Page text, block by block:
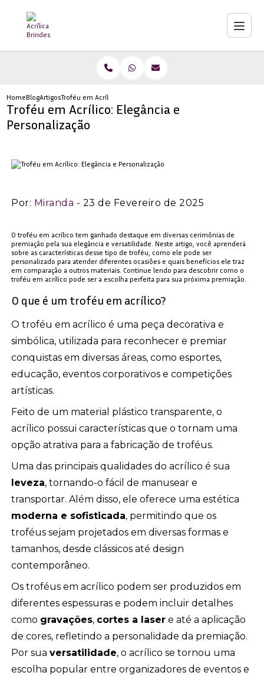
HomeBlogArtigosTroféu em Acrílico: Elegância e Personalização
Troféu em Acrílico: Elegância e
Personalização
Por: Miranda - 23 de Fevereiro de 2025
O troféu em acrílico tem ganhado destaque em diversas cerimônias de
premiação pela sua elegância e versatilidade. Neste artigo, você aprenderá
sobre as características desse tipo de troféu, como ele pode ser
personalizado para atender diferentes ocasiões e quais benefícios ele traz
em comparação a outros materiais. Continue lendo para descobrir como o
troféu em acrílico pode ser a escolha perfeita para sua próxima premiação.
O que é um troféu em acrílico?
O troféu em acrílico é uma peça decorativa e
simbólica, utilizada para reconhecer e premiar
conquistas em diversas áreas, como esportes,
educação, eventos corporativos e competições
artísticas.
Feito de um material plástico transparente, o
acrílico possui características que o tornam uma
opção atrativa para a fabricação de troféus.
Uma das principais qualidades do acrílico é sua
leveza, tornando-o fácil de manusear e
transportar. Além disso, ele oferece uma estética
moderna e sofisticada, permitindo que os
troféus sejam projetados em diversas formas e
tamanhos, desde clássicos até design
contemporâneo.
Os troféus em acrílico podem ser produzidos em
diferentes espessuras e podem incluir detalhes
como gravações, cortes a laser e até a aplicação
de cores, refletindo a personalidade da premiação.
Por suaversatilidade, o acrílico se tornou uma
escolha popular entre organizadores de eventos e